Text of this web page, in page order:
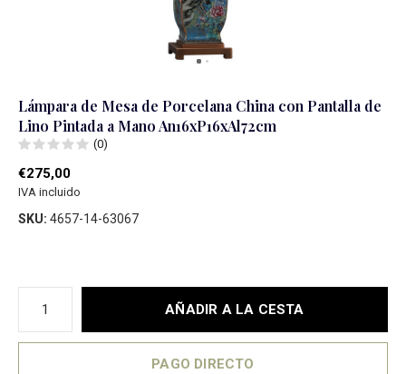
Lámpara de Mesa de Porcelana China con Pantalla de
Lino Pintada a Mano An16xP16xAl72cm
(0)
€275,00
IVA incluido
SKU: 4657-14-63067
AÑADIR A LA CESTA
PAGO DIRECTO